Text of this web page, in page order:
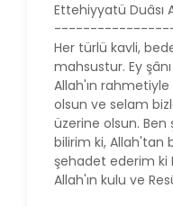
Ettehiyyatü Duâsı
Her türlü kavli,
mahsustur. Ey
Allah'ın
olsun ve selam
üzerine olsun.
bilirim ki, Allah'tan
şehadet ederim
Allah'ın kulu ve